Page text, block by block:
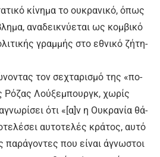
κί­νη­μα το ου­κρα­νι­κό, ό­πως
α­να­δει­κνύ­ε­ται ως κομ­βι­κό
γραμ­μής στο ε­θνι­κό ζή­τη­
τον σε­χτα­ρι­σμό της «πο­
Ρό­ζας Λού­ξε­μπουρ­γκ, χω­ρίς
ό­τι «[α]ν η Ου­κρα­νί­α θά­
αυ­το­τε­λές κρά­τος, αυ­τό
πα­ρά­γο­ντες που εί­ναι ά­γνω­στοι